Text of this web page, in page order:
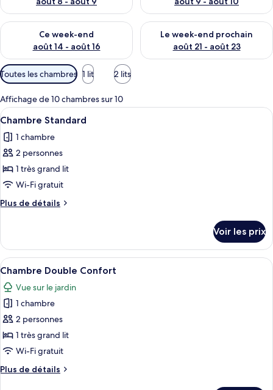
Ce week-end
août 14 - août 16
Vérifier la disponibilité pour ce week-end août 14 - août 16
Le week-end prochain
août 21 - août 23
Vérifier la disponibilité pour
Filtres
disponibles
pour
les
chambres
Toutes les chambres 1 lit 2 lits
Affichage de 10 chambres sur 10
Afficher
toutes
les
photos
pour
ce
type
de
Chambre
Standard
Une chambre d’hôtel avec un
8
Chambre Standard
1 chambre
2 personnes
1 très grand lit
Wi-Fi gratuit
Plus de détails
Plus
le
type
de
chambre
Chambre
Standard
Voir les prix
Afficher
toutes
les
photos
pour
ce
type
chambre :
Une chambre d’hôtel avec un
6
Chambre Double Confort
Vue sur le jardin
1 chambre
2 personnes
1 très grand lit
Wi-Fi gratuit
Plus de détails
Plus